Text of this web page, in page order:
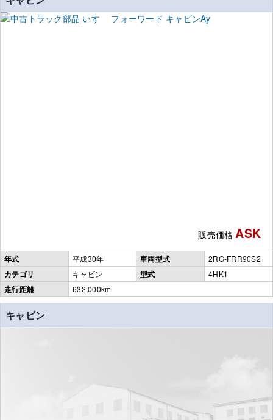
販売価格 ASK
年式 平成30年 車両型式 2RG-FRR90S2
カテゴリ キャビン 型式 4HK1
走行距離 632,000km
キャビン